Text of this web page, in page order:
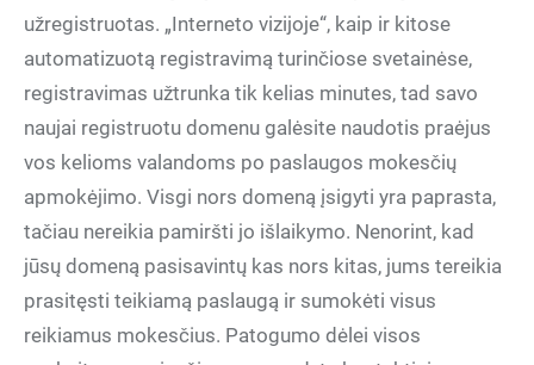
užregistruotas. „Interneto vizijoje“, kaip ir kitose
automatizuotą registravimą turinčiose svetainėse,
registravimas užtrunka tik kelias minutes, tad savo
naujai registruotu domenu galėsite naudotis praėjus
vos kelioms valandoms po paslaugos mokesčių
apmokėjimo. Visgi nors domeną įsigyti yra paprasta,
tačiau nereikia pamiršti jo išlaikymo. Nenorint, kad
jūsų domeną pasisavintų kas nors kitas, jums tereikia
prasitęsti teikiamą paslaugą ir sumokėti visus
reikiamus mokesčius. Patogumo dėlei visos